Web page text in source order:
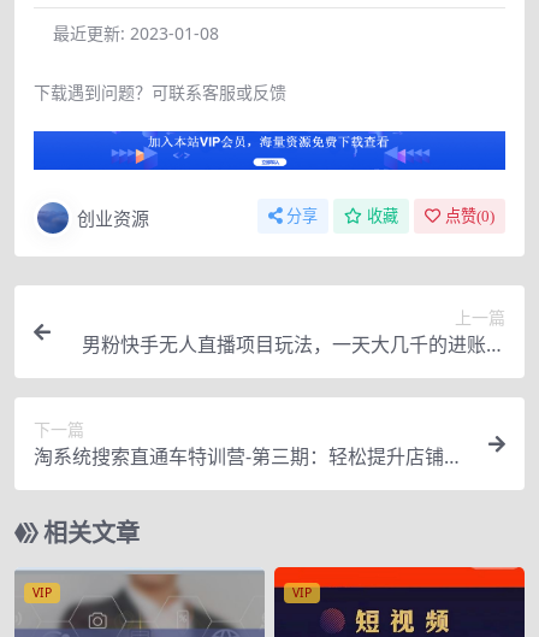
最近更新: 2023-01-08
下载遇到问题？可联系客服或反馈
创业资源 分享 收藏 点赞(0)
上一篇
男粉快手无人直播项目玩法，一天大几千的进账，
搞钱真快
下一篇
淘系统搜索直通车特训营-第三期：轻松提升店铺业
绩，线上实战课
相关文章
VIP VIP